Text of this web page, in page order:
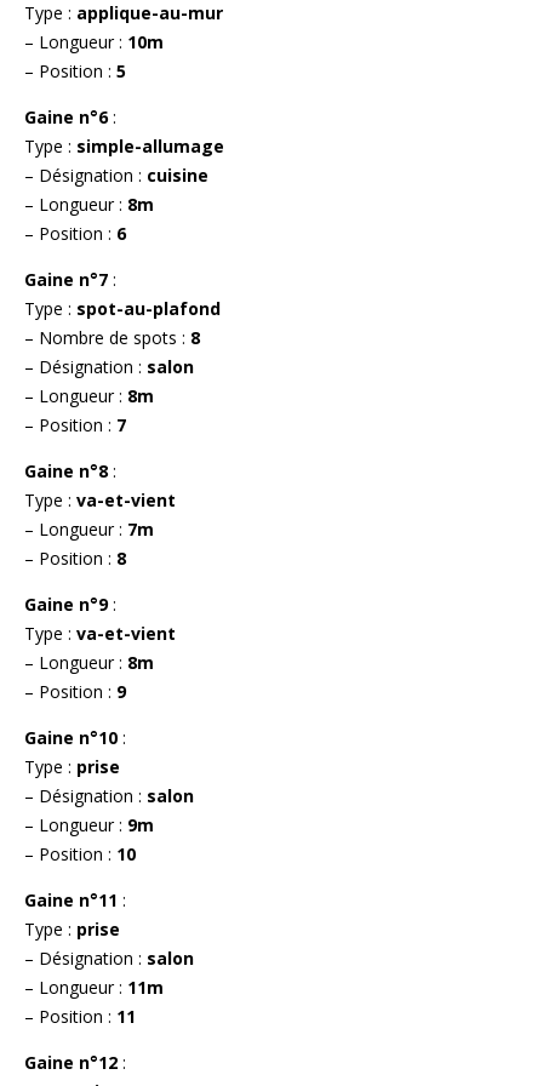
Type : applique-au-mur
– Longueur : 10m
– Position : 5
Gaine n°6:
Type : simple-allumage
– Désignation : cuisine
– Longueur : 8m
– Position : 6
Gaine n°7 :
Type : spot-au-plafond
– Nombre de spots : 8
– Désignation : salon
– Longueur : 8m
– Position : 7
Gaine n°8 :
Type : va-et-vient
– Longueur : 7m
– Position : 8
Gaine n°9:
Type : va-et-vient
– Longueur : 8m
– Position : 9
Gaine n°10 :
Type : prise
– Désignation : salon
– Longueur : 9m
– Position : 10
Gaine n°11 :
Type : prise
– Désignation : salon
– Longueur : 11m
– Position : 11
Gaine n°12 :